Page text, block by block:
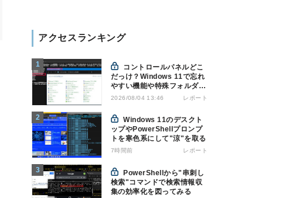
アクセスランキング
だっけ？Windows 11で忘れ
やすい機能や特殊フォルダを
PowerShellでローカルブッ
2026/08/04 13:46 レポート
Windows 11のデスクト
ップやPowerShellプロンプ
トを寒色系にして"涼"を取る
7時間前 レポート
検索"コマンドで検索情報収
集の効率化を図ってみる